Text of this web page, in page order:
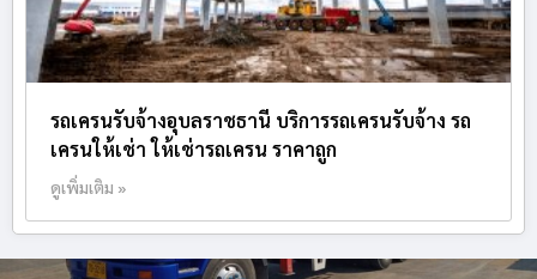
รถเครนรับจ้างอุบลราชธานี บริการรถเครนรับจ้าง รถ
เครนให้เช่า ให้เช่ารถเครน ราคาถูก
ดูเพิ่มเติม »